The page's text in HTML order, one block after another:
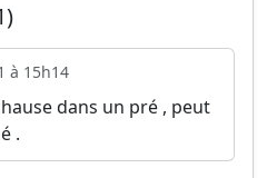
à 15h14
dans un pré , peut
.